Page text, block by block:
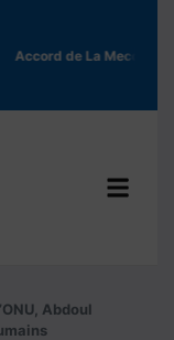
Accord de La Mecque :
Abdoul